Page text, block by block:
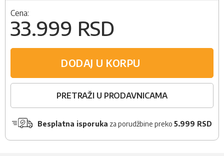
Cena:
33.999 RSD
DODAJ U KORPU
PRETRAŽI U PRODAVNICAMA
Besplatna isporuka za porudžbine preko 5.999 RSD